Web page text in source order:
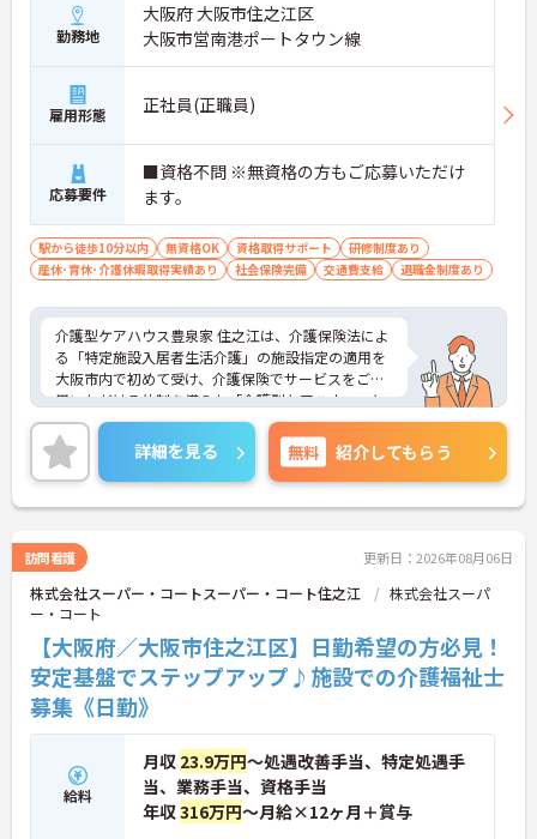
勤務地
大阪府 大阪市住之江区
大阪市営南港ポートタウン線
雇用形態 正社員(正職員)
応募要件
■資格不問 ※無資格の方もご応募いただけ
ます。
駅から徒歩10分以内 無資格OK 資格取得サポート
研修制度あり
産休･育休･介護休暇取得実績あり
社会保険完備 交通費支給 退職金制度あり
介護型ケアハウス豊泉家 住之江は、介護保険法によ
る「特定施設入居者生活介護」の施設指定の適用を
大阪市内で初めて受け、介護保険でサービスをご利
用いただける体制を備えた「介護型ケアハウス」と
して運営致しております。プライバシーと尊厳を重
んじる家庭的な環境にあってこそ人は安らぎ、自立
した生活を営む事が出来るものと考えており、自己
を尊重した介護を心がけております。そう、施設と
いう概念はなく、コンセプトはあくまでも“家”。入
が「自分らしく」充実した生活を謳歌しています。
詳細を見る 無料 紹介してもらう
訪問看護 更新日：2026年08月06日
株式会社スーパー・コートスーパー・コート住之江
株式会社スーパ
ー・コート
【大阪府／大阪市住之江区】日勤希望の方必見！
安定基盤でステップアップ♪施設での介護福祉士
募集《日勤》
給料
月収 23.9万円～処遇改善手当、特定処遇手
当、業務手当、資格手当
年収316万円～月給×12ヶ月＋賞与